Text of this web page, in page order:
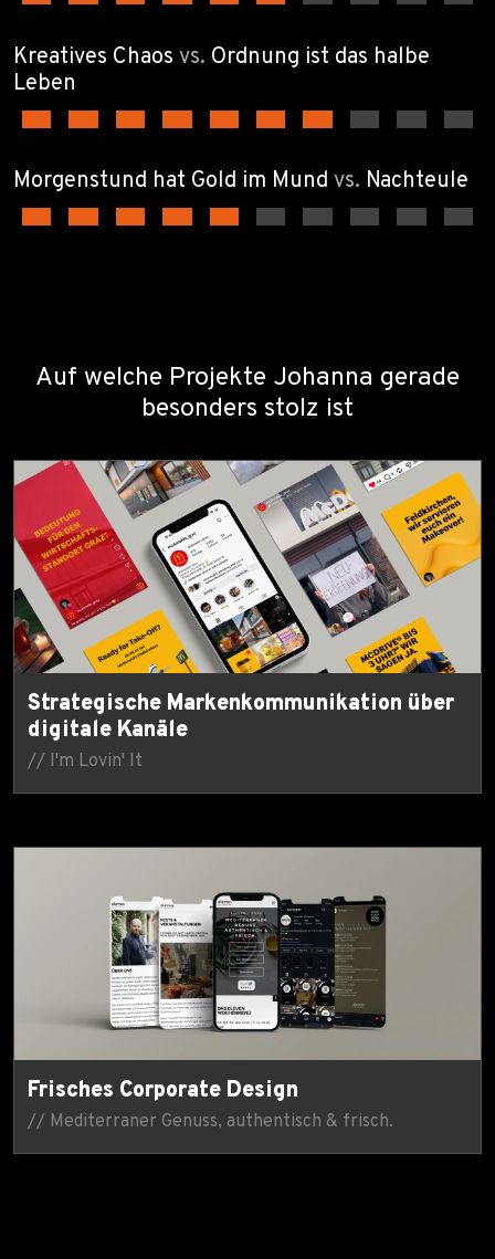
Kreatives Chaos vs. Ordnung ist das halbe
Leben
Morgenstund hat Gold im Mund vs. Nachteule
Auf welche Projekte Johanna gerade
besonders stolz ist
Strategische Markenkommunikation über
digitale Kanäle
// I'm Lovin' It
Frisches Corporate Design
// Medi­terraner Genuss, authentisch & frisch.